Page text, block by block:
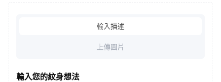
輸入描述
上傳圖片
輸入您的紋身想法